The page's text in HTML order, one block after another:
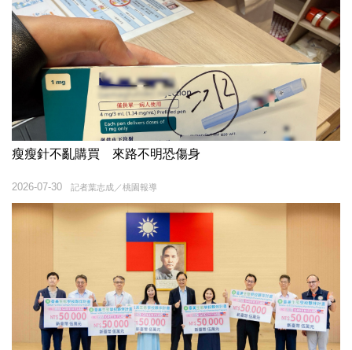
瘦瘦針不亂購買 來路不明恐傷身
記者葉志成／桃園報導
2026-07-30